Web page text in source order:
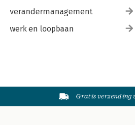
verandermanagement
werk en loopbaan
Gratis verzending